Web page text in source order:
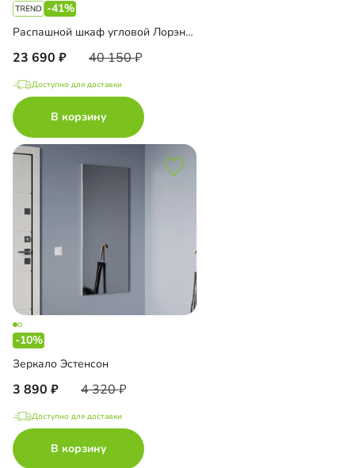
-41%
Распашной шкаф угловой Лорэна-900
23 690 40 150
Доступно для доставки
В корзину
-10%
Зеркало Эстенсон
3 890 4 320
Доступно для доставки
В корзину